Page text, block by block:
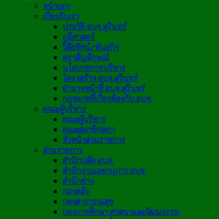
หน้าแรก
เกี่ยวกับเรา
ประวัติ อบจ.สุรินทร์
ภูมิศาสตร์
วิสัยทัศน์/พันธกิจ
ตราสัญลักษณ์
นโยบายการบริหาร
โครงสร้าง อบจ.สุรินทร์
อำนาจหน้าที่ อบจ.สุรินทร์
กฎหมายที่เกี่ยวข้องกับ อบจ.
คณะผู้บริหาร
คณะผู้บริหาร
คณะสมาชิกสภา
หัวหน้าส่วนราชการ
ส่วนราชการ
สำนักปลัด อบจ.
สำนักงานเลขานุการ อบจ.
สำนักช่าง
กองคลัง
กองสาธารณสุข
กองการศึกษา ศาสนาและวัฒนธรรม